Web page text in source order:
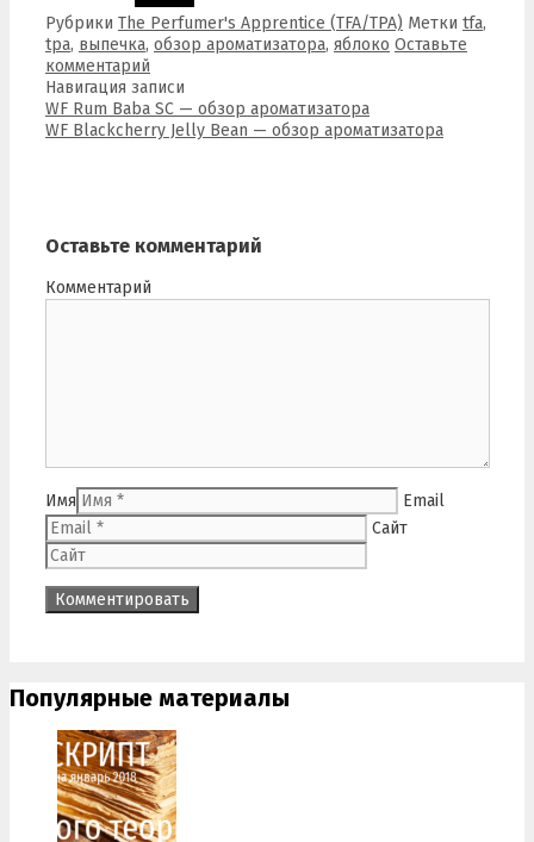
Рубрики The Perfumer's Apprentice (TFA/TPA) Метки tfa,
tpa, выпечка, обзор ароматизатора, яблоко Оставьте
комментарий
Навигация записи
WF Rum Baba SC — обзор ароматизатора
WF Blackcherry Jelly Bean — обзор ароматизатора
Оставьте комментарий
Комментарий
Имя
Email
Сайт
Популярные материалы